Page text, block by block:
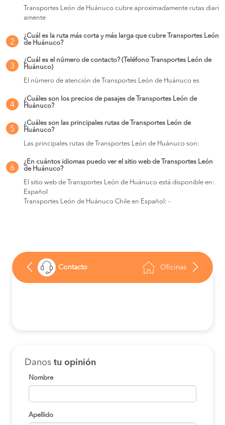
Transportes León de Huánuco cubre aproximadamente rutas diari
amente
2
¿Cuál es la ruta más corta y más larga que cubre Transportes León
de Huánuco?
3
¿Cuál es el número de contacto? (Teléfono Transportes León de
Huánuco)
El número de atención de Transportes León de Huánuco es
4
¿Cuáles son los precios de pasajes de Transportes León de
Huánuco?
5
¿Cuáles son las principales rutas de Transportes León de
Huánuco?
Las principales rutas de Transportes León de Huánuco son:
6
¿En cuántos idiomas puedo ver el sitio web de Transportes León
de Huánuco?
El sitio web de Transportes León de Huánuco está disponible en:
Español
Transportes León de Huánuco Chile en Español: -
Contacto Oficinas
Danos tu opinión
Nombre
Apellido